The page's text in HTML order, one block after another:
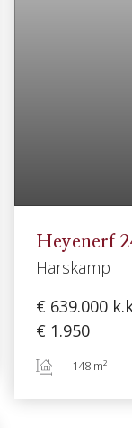
Heyenerf
Harskamp
€ 639.000
€ 1.950
148 m²